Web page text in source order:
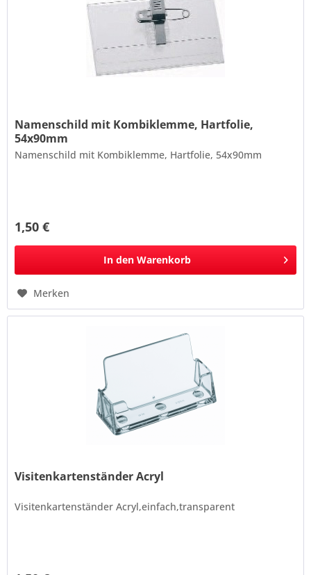
Namenschild mit Kombiklemme, Hartfolie,
54x90mm
Namenschild mit Kombiklemme, Hartfolie, 54x90mm
1,50 €
In den Warenkorb
Merken
Visitenkartenständer Acryl
Visitenkartenständer Acryl,einfach,transparent